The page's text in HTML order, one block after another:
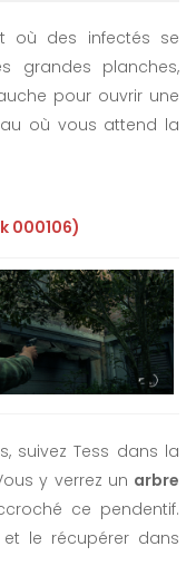
où des infectés se
grandes planches,
pour ouvrir une
où vous attend la
000106)
suivez Tess dans la
y verrez un arbre
ce pendentif.
le récupérer dans